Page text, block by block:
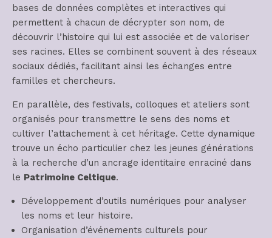
bases de données complètes et interactives qui
permettent à chacun de décrypter son nom, de
découvrir l’histoire qui lui est associée et de valoriser
ses racines. Elles se combinent souvent à des réseaux
sociaux dédiés, facilitant ainsi les échanges entre
familles et chercheurs.
En parallèle, des festivals, colloques et ateliers sont
organisés pour transmettre le sens des noms et
cultiver l’attachement à cet héritage. Cette dynamique
trouve un écho particulier chez les jeunes générations
à la recherche d’un ancrage identitaire enraciné dans
le Patrimoine Celtique.
Développement d’outils numériques pour analyser
les noms et leur histoire.
Organisation d’événements culturels pour